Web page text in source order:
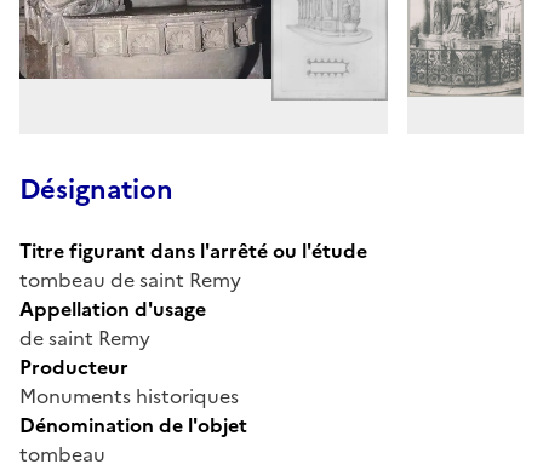
Désignation
Titre figurant dans l'arrêté ou l'étude
tombeau de saint Remy
Appellation d'usage
de saint Remy
Producteur
Monuments historiques
Dénomination de l'objet
tombeau